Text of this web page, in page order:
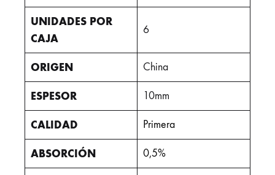
UNIDADES POR
CAJA
6
ORIGEN China
ESPESOR 10mm
CALIDAD Primera
ABSORCIÓN 0,5%